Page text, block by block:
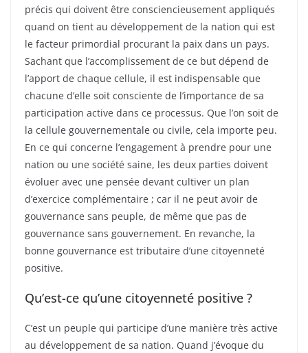
précis qui doivent être consciencieusement appliqués
quand on tient au développement de la nation qui est
le facteur primordial procurant la paix dans un pays.
Sachant que l’accomplissement de ce but dépend de
l’apport de chaque cellule, il est indispensable que
chacune d’elle soit consciente de l’importance de sa
participation active dans ce processus. Que l’on soit de
la cellule gouvernementale ou civile, cela importe peu.
En ce qui concerne l’engagement à prendre pour une
nation ou une société saine, les deux parties doivent
évoluer avec une pensée devant cultiver un plan
d’exercice complémentaire ; car il ne peut avoir de
gouvernance sans peuple, de même que pas de
gouvernance sans gouvernement. En revanche, la
bonne gouvernance est tributaire d’une citoyenneté
positive.
Qu’est-ce qu’une citoyenneté positive ?
C’est un peuple qui participe d’une manière très active
au développement de sa nation. Quand j’évoque du